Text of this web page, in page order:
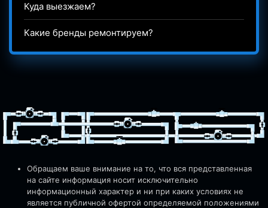
Куда выезжаем?
Какие бренды ремонтируем?
Обращаем ваше внимание на то, что вся представленная
на сайте информация носит исключительно
информационный характер и ни при каких условиях не
является публичной офертой определяемой положениями